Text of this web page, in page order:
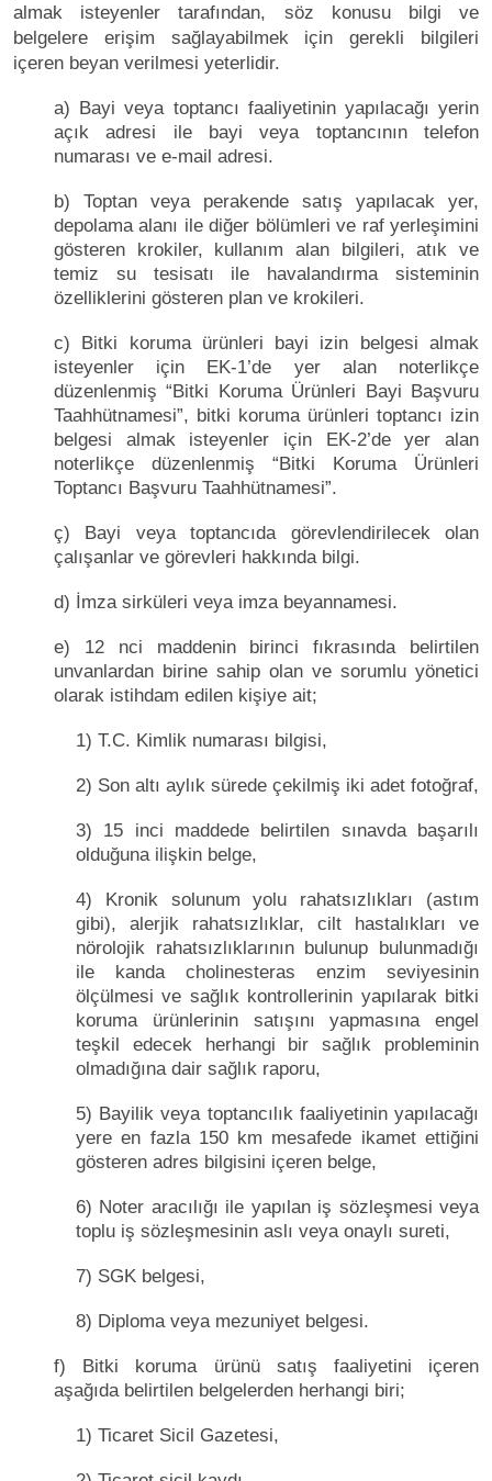
almak isteyenler tarafından, söz konusu bilgi ve
belgelere erişim sağlayabilmek için gerekli bilgileri
içeren beyan verilmesi yeterlidir.
a) Bayi veya toptancı faaliyetinin yapılacağı yerin
açık adresi ile bayi veya toptancının telefon
numarası ve e-mail adresi.
b) Toptan veya perakende satış yapılacak yer,
depolama alanı ile diğer bölümleri ve raf yerleşimini
gösteren krokiler, kullanım alan bilgileri, atık ve
temiz su tesisatı ile havalandırma sisteminin
özelliklerini gösteren plan ve krokileri.
c) Bitki koruma ürünleri bayi izin belgesi almak
isteyenler için EK-1’de yer alan noterlikçe
düzenlenmiş “Bitki Koruma Ürünleri Bayi Başvuru
Taahhütnamesi”, bitki koruma ürünleri toptancı izin
belgesi almak isteyenler için EK-2’de yer alan
noterlikçe düzenlenmiş “Bitki Koruma Ürünleri
Toptancı Başvuru Taahhütnamesi”.
ç) Bayi veya toptancıda görevlendirilecek olan
çalışanlar ve görevleri hakkında bilgi.
d) İmza sirküleri veya imza beyannamesi.
e) 12 nci maddenin birinci fıkrasında belirtilen
unvanlardan birine sahip olan ve sorumlu yönetici
olarak istihdam edilen kişiye ait;
1) T.C. Kimlik numarası bilgisi,
2) Son altı aylık sürede çekilmiş iki adet fotoğraf,
3) 15 inci maddede belirtilen sınavda başarılı
olduğuna ilişkin belge,
4) Kronik solunum yolu rahatsızlıkları (astım
gibi), alerjik rahatsızlıklar, cilt hastalıkları ve
nörolojik rahatsızlıklarının bulunup bulunmadığı
ile kanda cholinesteras enzim seviyesinin
ölçülmesi ve sağlık kontrollerinin yapılarak bitki
koruma ürünlerinin satışını yapmasına engel
teşkil edecek herhangi bir sağlık probleminin
olmadığına dair sağlık raporu,
5) Bayilik veya toptancılık faaliyetinin yapılacağı
yere en fazla 150 km mesafede ikamet ettiğini
gösteren adres bilgisini içeren belge,
6) Noter aracılığı ile yapılan iş sözleşmesi veya
toplu iş sözleşmesinin aslı veya onaylı sureti,
7) SGK belgesi,
8) Diploma veya mezuniyet belgesi.
f) Bitki koruma ürünü satış faaliyetini içeren
aşağıda belirtilen belgelerden herhangi biri;
1) Ticaret Sicil Gazetesi,